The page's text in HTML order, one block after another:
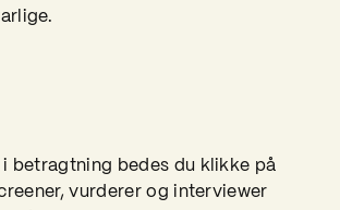
betragtning bedes du klikke på
vurderer og interviewer